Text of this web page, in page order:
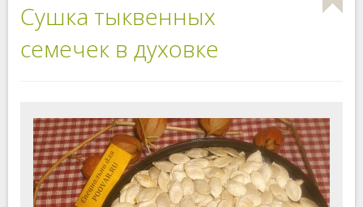
Сушка тыквенных
семечек в духовке